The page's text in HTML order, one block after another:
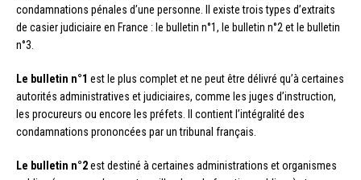
condamnations pénales d’une personne. Il existe trois types d’extraits
de casier judiciaire en France : le bulletin n°1, le bulletin n°2 et le bulletin
n°3.
Le bulletin n°1 est le plus complet et ne peut être délivré qu’à certaines
autorités administratives et judiciaires, comme les juges d’instruction,
les procureurs ou encore les préfets. Il contient l’intégralité des
condamnations prononcées par un tribunal français.
Le bulletin n°2est destiné à certaines administrations et organismes